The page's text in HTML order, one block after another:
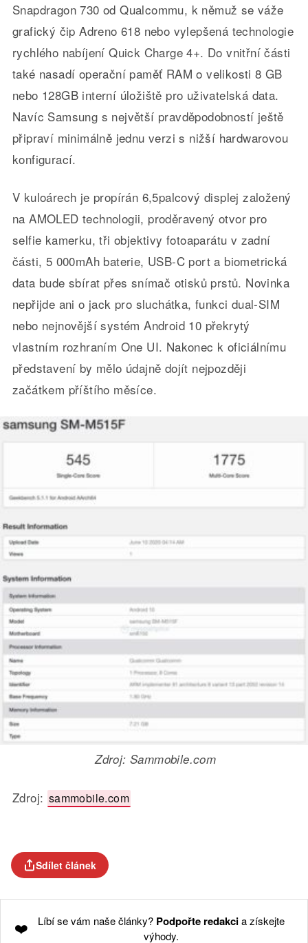
Snapdragon 730 od Qualcommu, k němuž se váže
grafický čip Adreno 618 nebo vylepšená technologie
rychlého nabíjení Quick Charge 4+. Do vnitřní části
také nasadí operační paměť RAM o velikosti 8 GB
nebo 128GB interní úložiště pro uživatelská data.
Navíc Samsung s největší pravděpodobností ještě
připraví minimálně jednu verzi s nižší hardwarovou
konfigurací.
V kuloárech je propírán 6,5palcový displej založený
na AMOLED technologii, proděravený otvor pro
selfie kamerku, tři objektivy fotoaparátu v zadní
části, 5 000mAh baterie, USB-C port a biometrická
data bude sbírat přes snímač otisků prstů. Novinka
nepřijde ani o jack pro sluchátka, funkci dual-SIM
nebo nejnovější systém Android 10 překrytý
vlastním rozhraním One UI. Nakonec k oficiálnímu
představení by mělo údajně dojít nejpozději
začátkem příštího měsíce.
Zdroj: Sammobile.com
Zdroj: sammobile.com
Sdílet článek
❤️ Líbí se vám naše články? Podpořte redakcia získejte
výhody.